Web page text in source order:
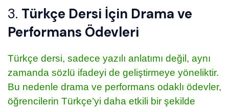
3. Türkçe Dersi İçin Drama ve
Performans Ödevleri
Türkçe dersi, sadece yazılı anlatımı değil, aynı
zamanda sözlü ifadeyi de geliştirmeye yöneliktir.
Bu nedenle drama ve performans odaklı ödevler,
öğrencilerin Türkçe’yi daha etkili bir şekilde